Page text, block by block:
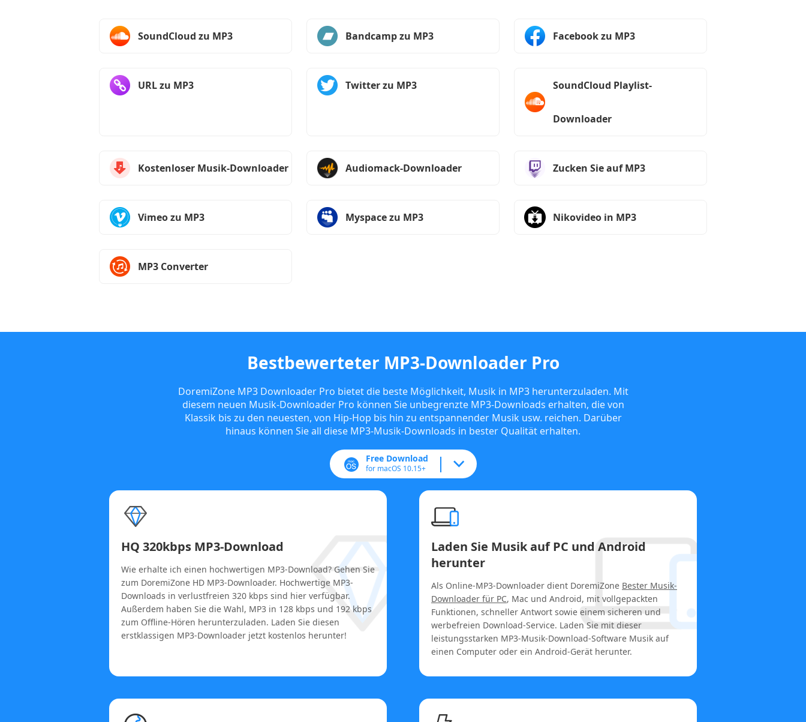
SoundCloud zu MP3 Bandcamp zu MP3 Facebook zu MP3
URL zu MP3 Twitter zu MP3 SoundCloud Playlist-
Downloader
Kostenloser Musik-Downloader Audiomack-Downloader Zucken Sie auf MP3
Vimeo zu MP3 Myspace zu MP3 Nikovideo in MP3
MP3 Converter
Bestbewerteter MP3-Downloader Pro
DoremiZone MP3 Downloader Pro bietet die beste Möglichkeit, Musik in MP3 herunterzuladen. Mit
diesem neuen Musik-Downloader Pro können Sie unbegrenzte MP3-Downloads erhalten, die von
Klassik bis zu den neuesten, von Hip-Hop bis hin zu entspannender Musik usw. reichen. Darüber
hinaus können Sie all diese MP3-Musik-Downloads in bester Qualität erhalten.
Free Download
for macOS 10.15+
HQ 320kbps MP3-Download
Wie erhalte ich einen hochwertigen MP3-Download? Gehen Sie
zum DoremiZone HD MP3-Downloader. Hochwertige MP3-
Downloads in verlustfreien 320 kbps sind hier verfügbar.
Außerdem haben Sie die Wahl, MP3 in 128 kbps und 192 kbps
zum Offline-Hören herunterzuladen. Laden Sie diesen
erstklassigen MP3-Downloader jetzt kostenlos herunter!
Laden Sie Musik auf PC und Android
herunter
Als Online-MP3-Downloader dient DoremiZone Bester Musik-
Downloader für PC, Mac und Android, mit vollgepackten
Funktionen, schneller Antwort sowie einem sicheren und
werbefreien Download-Service. Laden Sie mit dieser
leistungsstarken MP3-Musik-Download-Software Musik auf
einen Computer oder ein Android-Gerät herunter.